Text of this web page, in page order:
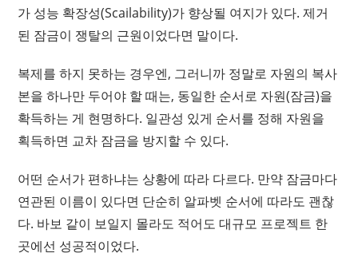
가 성능 확장성(Scailability)가 향상될 여지가 있다. 제거
된 잠금이 쟁탈의 근원이었다면 말이다.
복제를 하지 못하는 경우엔, 그러니까 정말로 자원의 복사
본을 하나만 두어야 할 때는, 동일한 순서로 자원(잠금)을
확득하는 게 현명하다. 일관성 있게 순서를 정해 자원을
획득하면 교차 잠금을 방지할 수 있다.
어떤 순서가 편하냐는 상황에 따라 다르다. 만약 잠금마다
연관된 이름이 있다면 단순히 알파벳 순서에 따라도 괜찮
다. 바보 같이 보일지 몰라도 적어도 대규모 프로젝트 한
곳에선 성공적이었다.